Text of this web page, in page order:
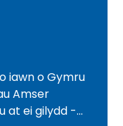
iawn o Gymru
Amser
at ei gilydd -